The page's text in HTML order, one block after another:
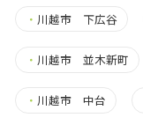
・ 川越市 下広谷
・ 川越市 並木新町
・ 川越市 中台